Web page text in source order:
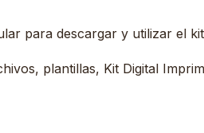
para descargar y utilizar el
plantillas, Kit Digital